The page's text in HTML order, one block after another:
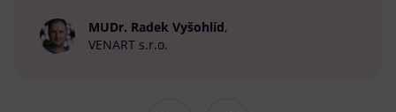
MUDr. Radek Vyšohlíd,
VENART s.r.o.